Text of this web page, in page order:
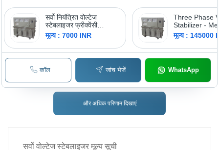
सर्वो नियंत्रित वोल्टेज
स्टेबलाइजर फ्रीक्वेंसी
(मेगाहर्ट्ज): 50 हर्ट्ज (हर्ट्ज)
मूल्य : 7000 INR
Three Phase
Stabilizer -
to 100 KVA
Range |
Control,
400 Volt
Frequency
मूल्य : 145000
कॉल जांच भेजें WhatsApp
और अधिक परिणाम दिखाएं
सर्वो वोल्टेज स्टेबलाइजर मूल्य सूची